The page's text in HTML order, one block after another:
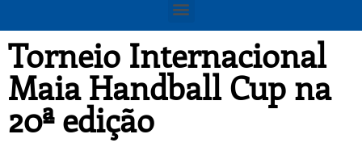
Torneio Internacional
Maia Handball Cup na
20ª edição